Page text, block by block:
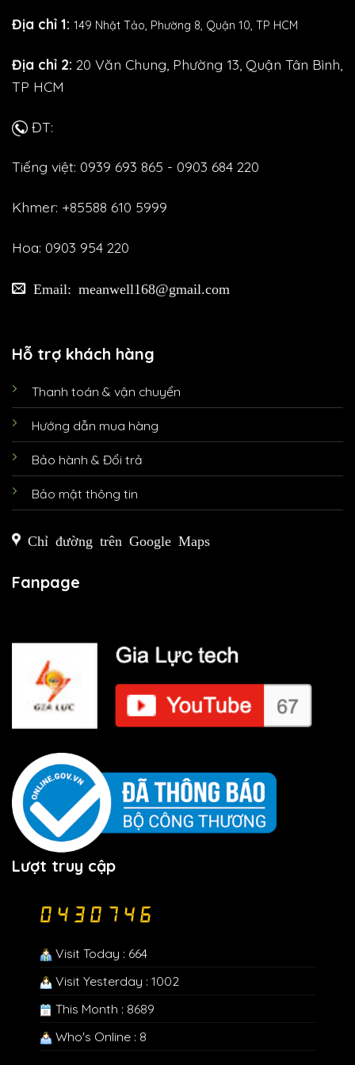
Địa chỉ 1: 149 Nhật Tảo, Phường 8, Quận 10, TP HCM
Địa chỉ 2: 20 Văn Chung, Phường 13, Quận Tân Bình,
TP HCM
ĐT:
Tiếng việt: 0939 693 865 - 0903 684 220
Khmer: +85588 610 5999
Hoa: 0903 954 220
Email: meanwell168@gmail.com
Hỗ trợ khách hàng
Thanh toán & vận chuyển
Hướng dẫn mua hàng
Bảo hành & Đổi trả
Bảo mật thông tin
Chỉ đường trên Google Maps
Fanpage
Lượt truy cập
Visit Today : 664
Visit Yesterday : 1002
This Month : 8689
Who's Online : 8